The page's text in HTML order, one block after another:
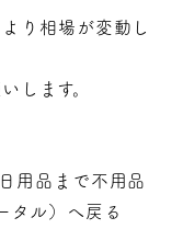
り相場が変動し
します。
用品まで不用品
タル ）へ戻る